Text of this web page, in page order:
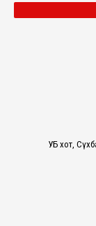
УБ хот,